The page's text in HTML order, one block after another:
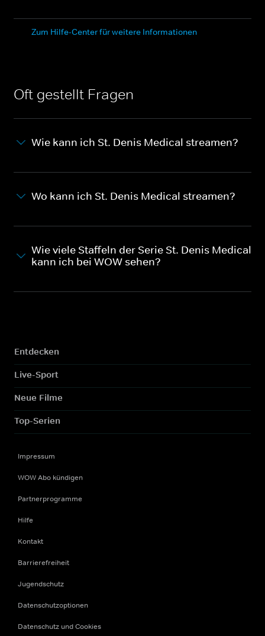
Zum Hilfe-Center für weitere Informationen
Oft gestellt Fragen
Wie kann ich St. Denis Medical streamen?
Wo kann ich St. Denis Medical streamen?
Wie viele Staffeln der Serie St. Denis Medical
kann ich bei WOW sehen?
Entdecken
Live-Sport
Neue Filme
Top-Serien
Impressum
WOW Abo kündigen
Partnerprogramme
Hilfe
Kontakt
Barrierefreiheit
Jugendschutz
Datenschutzoptionen
Datenschutz und Cookies